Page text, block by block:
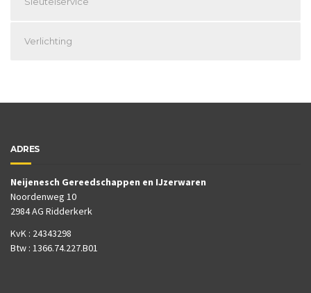
Verlichting
ADRES
Neijenesch Gereedschappen en IJzerwaren
Noordenweg 10
2984 AG Ridderkerk
KvK : 24343298
Btw : 1366.74.227.B01